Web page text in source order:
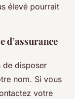
élevé pourrait
d’assurance
de disposer
nom. Si vous
votre